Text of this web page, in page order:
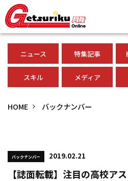
ニュース 特集記事
スキル メディア
HOME バックナンバー
バックナンバー 2019.02.21
【誌面転載】注目の高校ア